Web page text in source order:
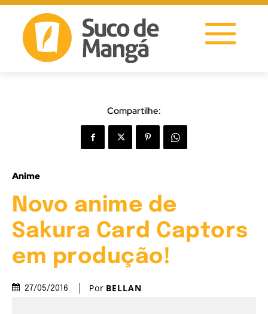
Compartilhe:
Anime
Novo anime de
Sakura Card Captors
em produção!
27/05/2016 Por BELLAN